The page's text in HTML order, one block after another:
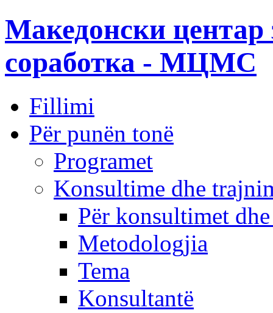
Македонски центар
соработка - МЦМС
Fillimi
Për punën tonë
Programet
Konsultime dhe
Për konsultimet
Metodologjia
Tema
Konsultantë